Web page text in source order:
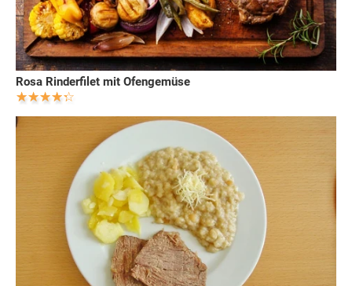
Rosa Rinderfilet mit Ofengemüse